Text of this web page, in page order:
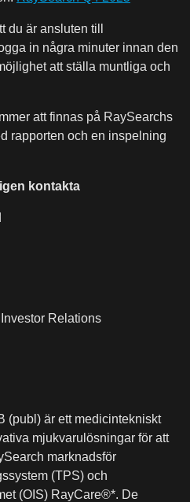
du är ansluten till
in några minuter innan den
att ställa muntliga och
att finnas på RaySearchs
rapporten och en inspelning
kontakta
Relations
(publ) är ett medicintekniskt
mjukvarulösningar för att
marknadsför
(TPS) och
(OIS) RayCare®*. De